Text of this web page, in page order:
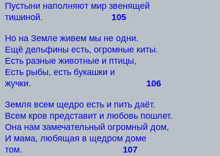
Пустыни наполняют мир звенящей
тишиной. 105
Но на Земле живем мы не одни.
Ещё дельфины есть, огромные киты.
Есть разные животные и птицы,
Есть рыбы, есть букашки и
жучки. 106
Земля всем щедро есть и пить даёт.
Всем кров представит и любовь пошлет.
Она нам замечательный огромный дом,
И мама, любящая в щедром доме
том. 107